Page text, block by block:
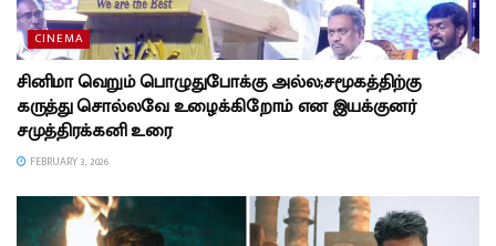
CINEMA
சினிமா வெறும் பொழுதுபோக்கு அல்ல;சமூகத்திற்கு
கருத்து சொல்லவே உழைக்கிறோம் என இயக்குனர்
சமுத்திரக்கனி உரை
FEBRUARY 3, 2026